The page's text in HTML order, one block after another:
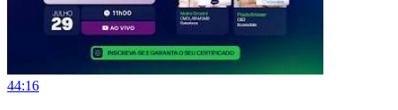
44:16